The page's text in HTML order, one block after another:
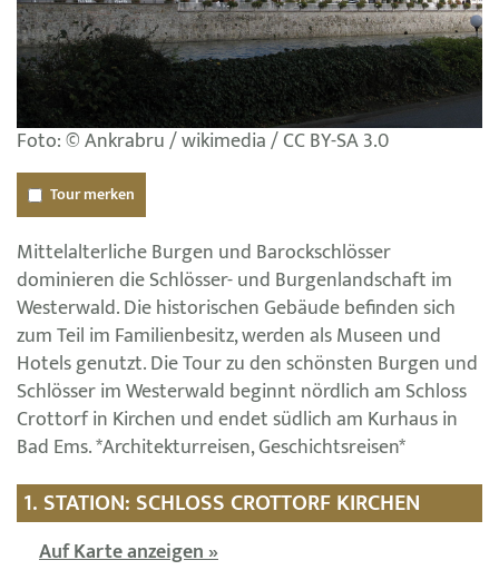
Foto: © Ankrabru / wikimedia / CC BY-SA 3.0
Tour merken
Mittelalterliche Burgen und Barockschlösser
dominieren die Schlösser- und Burgenlandschaft im
Westerwald. Die historischen Gebäude befinden sich
zum Teil im Familienbesitz, werden als Museen und
Hotels genutzt. Die Tour zu den schönsten Burgen und
Schlösser im Westerwald beginnt nördlich am Schloss
Crottorf in Kirchen und endet südlich am Kurhaus in
Bad Ems. *Architekturreisen, Geschichtsreisen*
1. STATION: SCHLOSS CROTTORF KIRCHEN
Auf Karte anzeigen »